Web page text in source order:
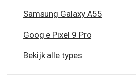
Samsung Galaxy A55
Google Pixel 9 Pro
Bekijk alle types